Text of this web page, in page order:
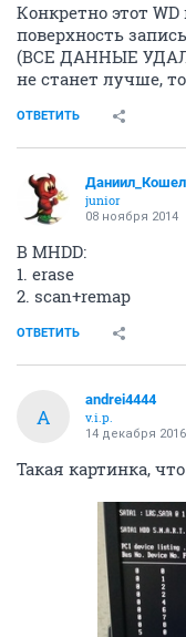
Конкретно этот
поверхность
(ВСЕ ДАННЫЕ
не станет лучше,
ОТВЕТИТЬ
junior
08 ноября 2014
В MHDD:
1. erase
2. scan+remap
ОТВЕТИТЬ
A
andrei4444
v.i.p.
14 декабря 2016
Такая картинка,